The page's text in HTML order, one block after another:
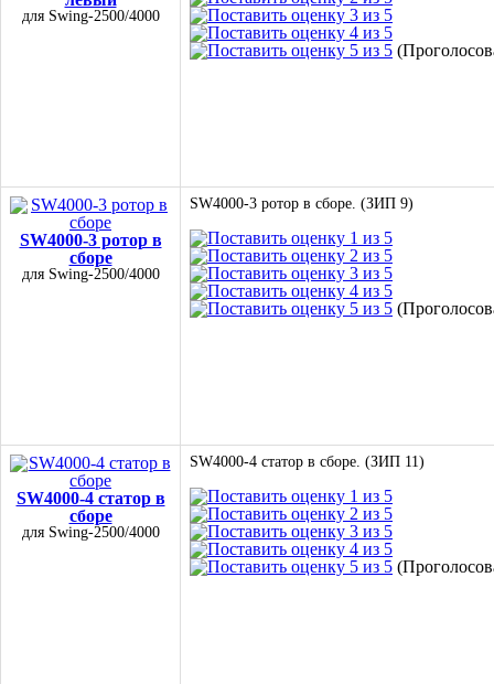
для Swing-2500/4000
SW4000-3 ротор в
сборе
для Swing-2500/4000
SW4000-3 ротор в сборе. (ЗИП 9)
SW4000-4 статор в
сборе
для Swing-2500/4000
SW4000-4 статор в сборе. (ЗИП 11)